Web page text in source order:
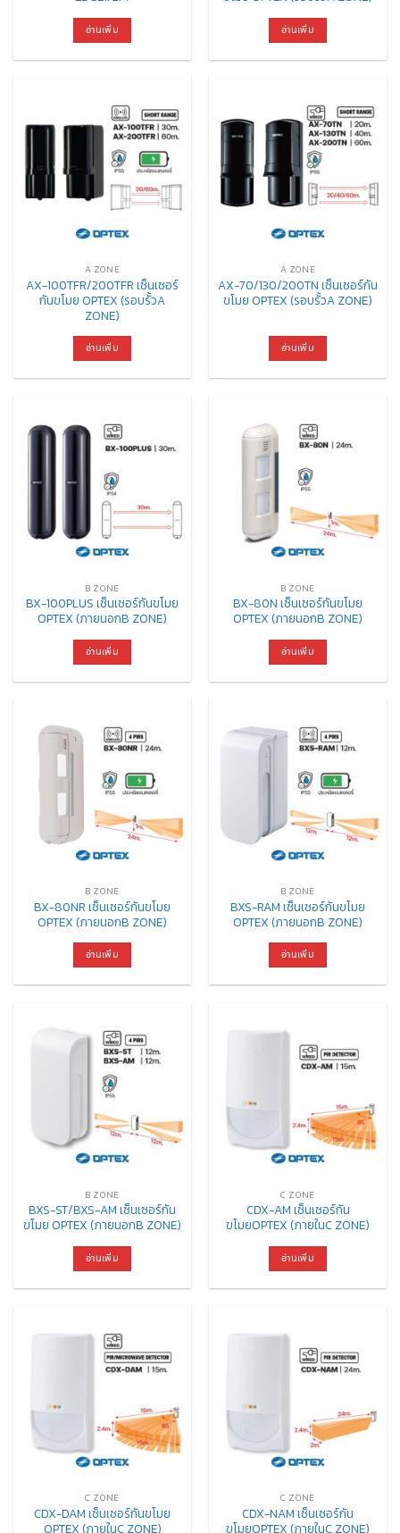
อ่านเพิ่ม อ่านเพิ่ม
A ZONE
AX-100TFR/200TFR เซ็นเซอร์
กันขโมย OPTEX (รอบรั้วA
ZONE)
อ่านเพิ่ม
A ZONE
AX-70/130/200TN เซ็นเซอร์กัน
ขโมย OPTEX (รอบรั้วA ZONE)
อ่านเพิ่ม
B ZONE
BX-100PLUS เซ็นเซอร์กันขโมย
OPTEX (ภายนอกB ZONE)
อ่านเพิ่ม
B ZONE
BX-80N เซ็นเซอร์กันขโมย
OPTEX (ภายนอกB ZONE)
อ่านเพิ่ม
B ZONE
BX-80NR เซ็นเซอร์กันขโมย
OPTEX (ภายนอกB ZONE)
อ่านเพิ่ม
B ZONE
BXS-RAM เซ็นเซอร์กันขโมย
OPTEX (ภายนอกB ZONE)
อ่านเพิ่ม
B ZONE
BXS-ST/BXS-AM เซ็นเซอร์กัน
ขโมย OPTEX (ภายนอกB ZONE)
อ่านเพิ่ม
C ZONE
CDX-AM เซ็นเซอร์กัน
ขโมยOPTEX (ภายในC ZONE)
อ่านเพิ่ม
C ZONE
CDX-DAM เซ็นเซอร์กันขโมย
OPTEX (ภายในC ZONE)
C ZONE
CDX-NAM เซ็นเซอร์กัน
ขโมยOPTEX (ภายในC ZONE)